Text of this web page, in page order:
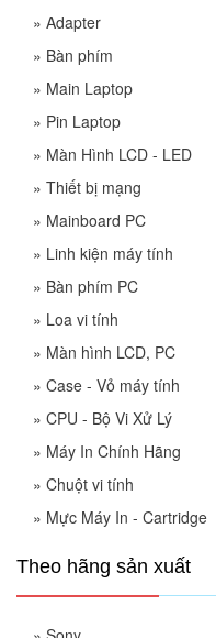
» Adapter
» Bàn phím
» Main Laptop
» Pin Laptop
» Màn Hình LCD - LED
» Thiết bị mạng
» Mainboard PC
» Linh kiện máy tính
» Bàn phím PC
» Loa vi tính
» Màn hình LCD, PC
» Case - Vỏ máy tính
» CPU - Bộ Vi Xử Lý
» Máy In Chính Hãng
» Chuột vi tính
» Mực Máy In - Cartridge
Theo hãng sản xuất